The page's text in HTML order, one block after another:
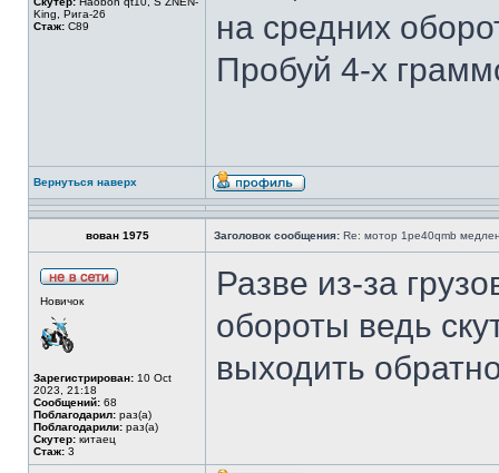
King, Рига-26
Стаж: C89
на средних
Пробуй 4-х
Вернуться наверх
вован 1975 Заголовок сообщения: Re: мотор 1pe40qmb
Новичок
Зарегистрирован: 10 Oct
2023, 21:18
Сообщений: 68
Поблагодарил: раз(а)
Поблагодарили: раз(а)
Скутер: китаец
Стаж: 3
Разве из-за
обороты ведь
выходить